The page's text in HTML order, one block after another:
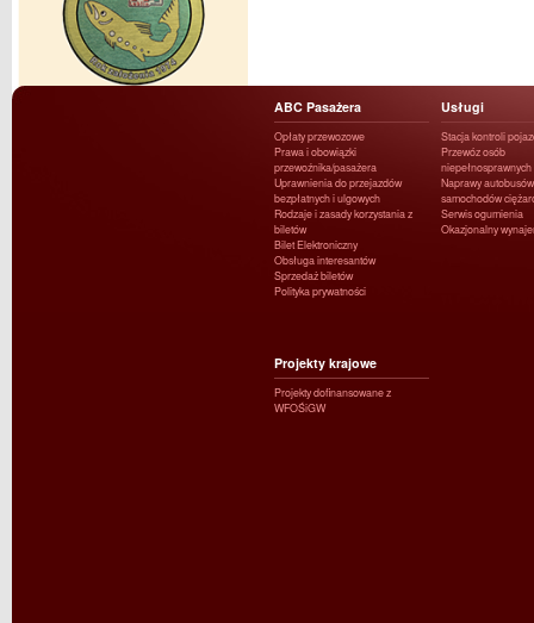
ABC Pasażera
Opłaty przewozowe
Prawa i obowiązki
przewoźnika/pasażera
Uprawnienia do przejazdów
bezpłatnych i ulgowych
Rodzaje i zasady korzystania z
biletów
Bilet Elektroniczny
Obsługa interesantów
Sprzedaż biletów
Polityka prywatności
Usługi
Stacja kontroli
Przewóz osób
niepełnosprawnych
Naprawy
samochodów
Serwis ogumienia
Okazjonalny
Projekty krajowe
Projekty dofinansowane z
WFOŚiGW